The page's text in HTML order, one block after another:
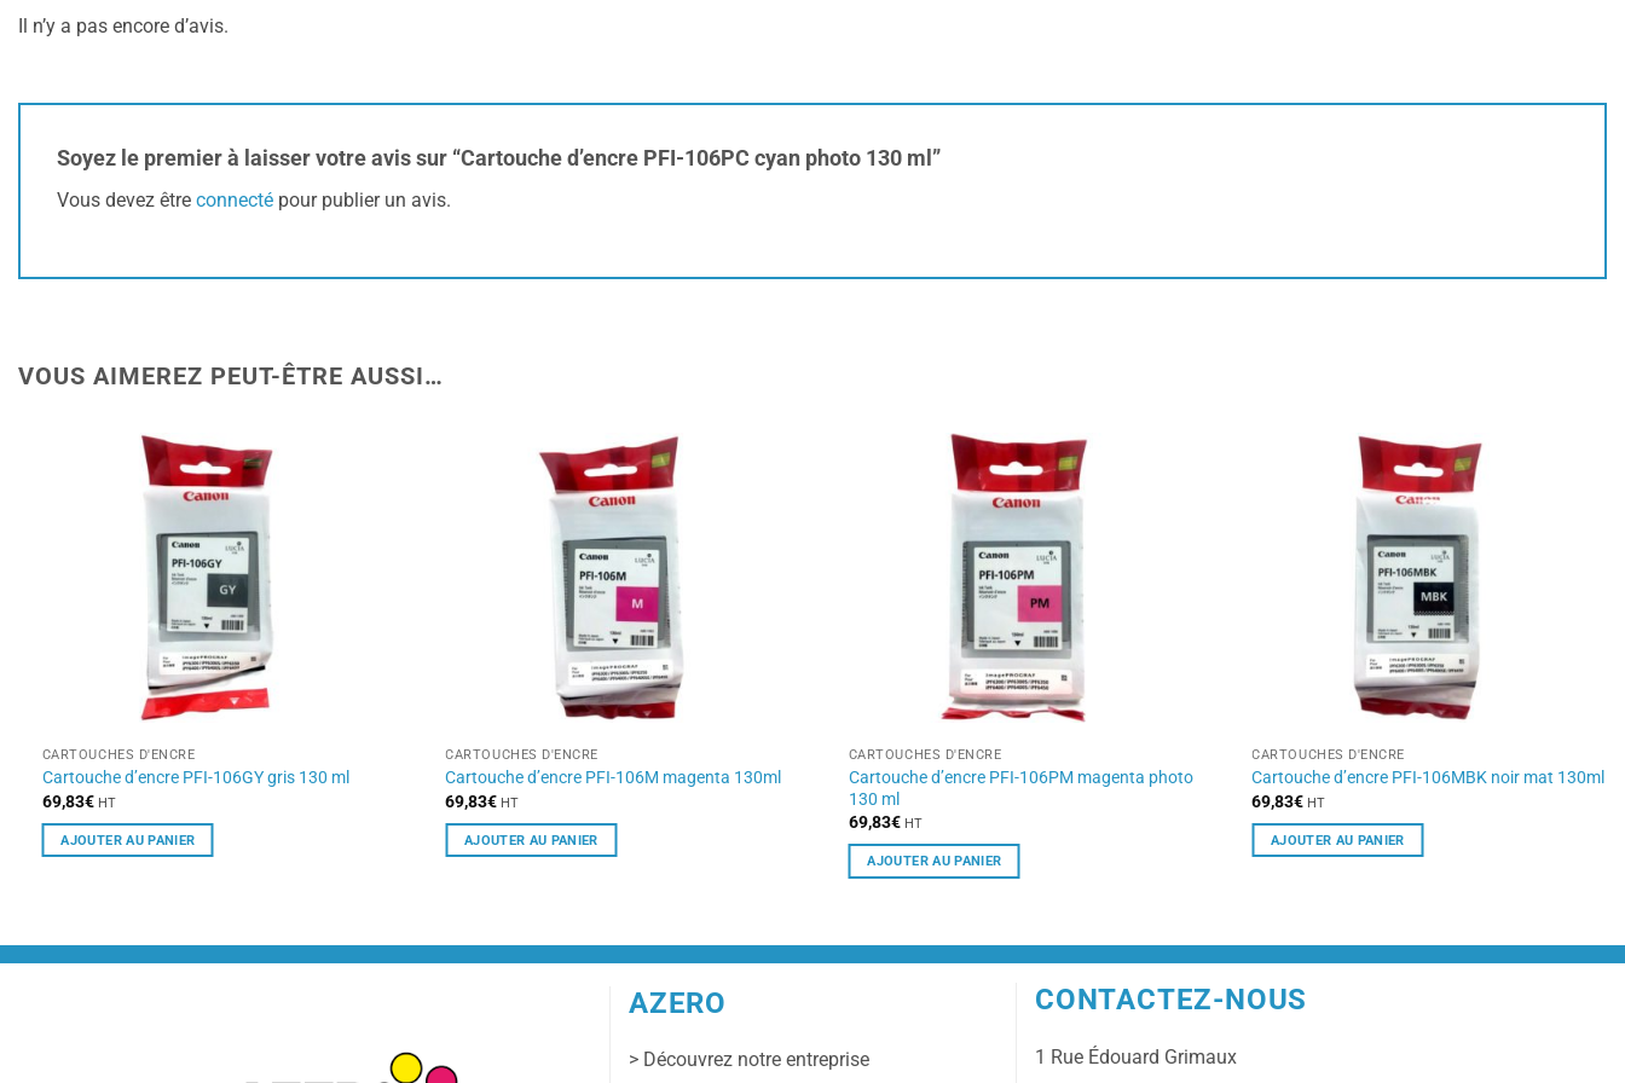
Il n’y a pas encore d’avis.
Soyez le premier à laisser votre avis sur “Cartouche d’encre PFI-106PC cyan photo 130 ml”
Vous devez être connecté pour publier un avis.
VOUS AIMEREZ PEUT-ÊTRE AUSSI…
CARTOUCHES D'ENCRE
Cartouche d’encre PFI-106GY gris 130 ml
69,83€ HT
AJOUTER AU PANIER
CARTOUCHES D'ENCRE
Cartouche d’encre PFI-106M magenta 130ml
69,83€ HT
AJOUTER AU PANIER
CARTOUCHES D'ENCRE
Cartouche d’encre PFI-106PM magenta photo
130 ml
69,83€ HT
AJOUTER AU PANIER
CARTOUCHES D'ENCRE
Cartouche d’encre PFI-106MBK noir mat 130ml
69,83€ HT
AJOUTER AU PANIER
AZERO
> Découvrez notre entreprise
CONTACTEZ-NOUS
1 Rue Édouard Grimaux